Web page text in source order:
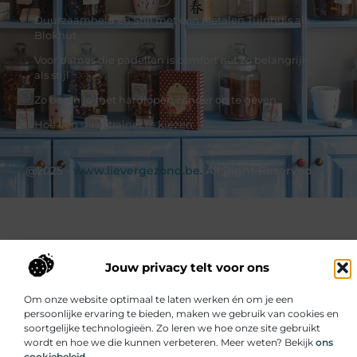
Jouw privacy telt voor ons
Om onze website optimaal te laten werken én om je een
persoonlijke ervaring te bieden, maken we gebruik van cookies en
soortgelijke technologieën. Zo leren we hoe onze site gebruikt
wordt en hoe we die kunnen verbeteren. Meer weten? Bekijk ons
Duurzaamheid en Stijl met een Metalen Tuinhuis als
Blokhut
Voor dames die padellen is comfort net zo belangrijk
als stijl
Zo begin je met hardlopen zonder op te geven
Hoe een slaaptrainer te kiezen
@2025 -www.lievergezond.be. All Right Reserved.